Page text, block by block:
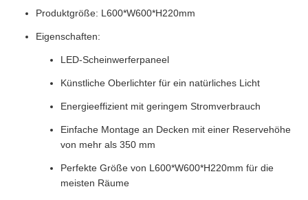
Produktgröße: L600*W600*H220mm
Eigenschaften:
LED-Scheinwerferpaneel
Künstliche Oberlichter für ein natürliches Licht
Energieeffizient mit geringem Stromverbrauch
Einfache Montage an Decken mit einer Reservehöhe
von mehr als 350 mm
Perfekte Größe von L600*W600*H220mm für die
meisten Räume